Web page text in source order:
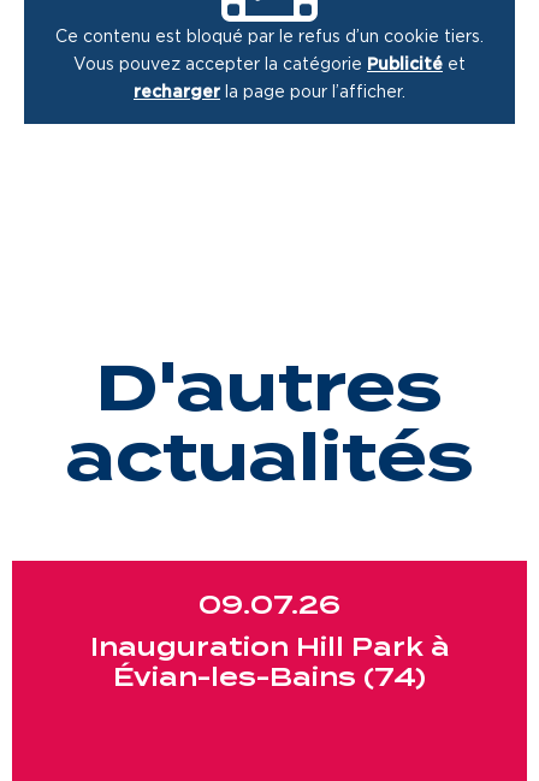
Ce contenu est bloqué par le refus d’un cookie tiers.
Vous pouvez accepter la catégorie Publicité et
recharger la page pour l’afficher.
D'autres
actualités
09.07.26
Inauguration Hill Park à
Évian-les-Bains (74)